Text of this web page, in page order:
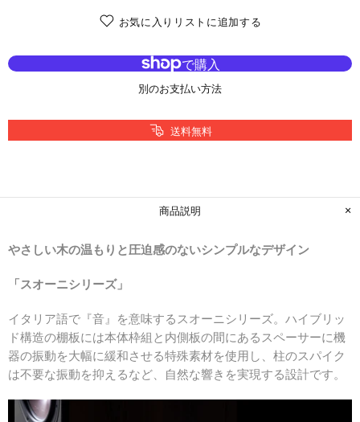
お気に入りリストに追加する
別のお支払い方法
送料無料
商品説明
やさしい木の温もりと圧迫感のないシンプルなデザイン
「スオーニシリーズ」
イタリア語で『音』を意味するスオーニシリーズ。ハイブリッ
ド構造の棚板には本体枠組と内側板の間にあるスペーサーに機
器の振動を大幅に緩和させる特殊素材を使用し、柱のスパイク
は不要な振動を抑えるなど、自然な響きを実現する設計です。